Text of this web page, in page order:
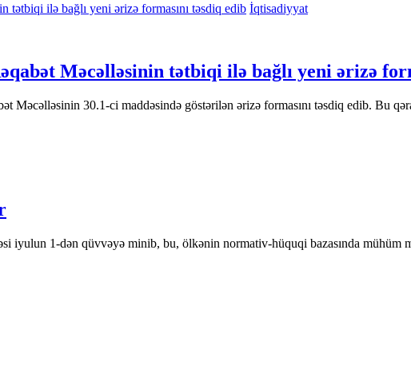
İqtisadiyyat
Məcəlləsinin tətbiqi ilə bağlı yeni ərizə
Məcəlləsinin 30.1-ci maddəsində göstərilən ərizə formasını təsdiq edib. Bu
iyulun 1-dən qüvvəyə minib, bu, ölkənin normativ-hüquqi bazasında